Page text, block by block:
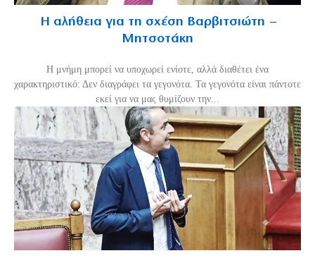
Η αλήθεια για τη σχέση Βαρβιτσιώτη –
Μητσοτάκη
H μνήμη μπορεί να υποχωρεί ενίοτε, αλλά διαθέτει ένα
χαρακτηριστικό: Δεν διαγράφει τα γεγονότα. Τα γεγονότα είναι πάντοτε
εκεί για να μας θυμίζουν την...